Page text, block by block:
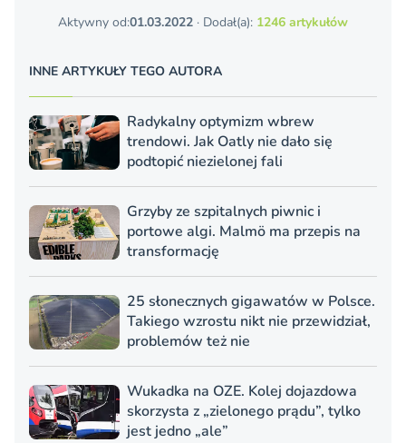
Aktywny od:01.03.2022 · Dodał(a): 1246 artykułów
INNE ARTYKUŁY TEGO AUTORA
Radykalny optymizm wbrew
trendowi. Jak Oatly nie dało się
podtopić niezielonej fali
Grzyby ze szpitalnych piwnic i
portowe algi. Malmö ma przepis na
transformację
25 słonecznych gigawatów w Polsce.
Takiego wzrostu nikt nie przewidział,
problemów też nie
Wukadka na OZE. Kolej dojazdowa
skorzysta z „zielonego prądu”, tylko
jest jedno „ale”